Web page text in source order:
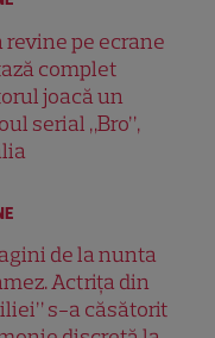
revine pe ecrane
complet
joacă un
serial „Bro”,
de la nunta
Actrița din
s-a căsătorit